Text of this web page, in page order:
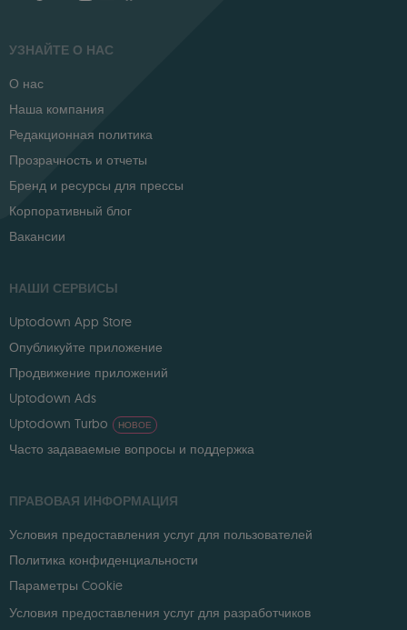
УЗНАЙТЕ О НАС
О нас
Наша компания
Редакционная политика
Прозрачность и отчеты
Бренд и ресурсы для прессы
Корпоративный блог
Вакансии
НАШИ СЕРВИСЫ
Uptodown App Store
Опубликуйте приложение
Продвижение приложений
Uptodown Ads
Uptodown Turbo
НОВОЕ
Часто задаваемые вопросы и поддержка
ПРАВОВАЯ ИНФОРМАЦИЯ
Условия предоставления услуг для пользователей
Политика конфиденциальности
Параметры Cookie
Условия предоставления услуг для разработчиков